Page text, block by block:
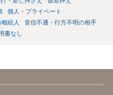
個人・プライベート
続人
音信不通・行方不明の相手
書なし